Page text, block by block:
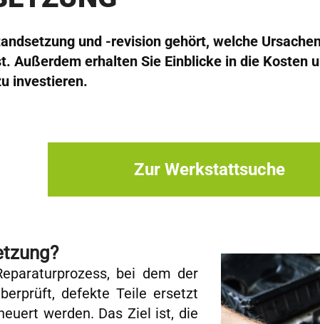
und -revision gehört, welche
Außerdem erhalten Sie Einblicke in die Kosten
investieren.
Zur Werkstattsuche
bei dem der
defekte Teile ersetzt
werden. Das Ziel ist, die